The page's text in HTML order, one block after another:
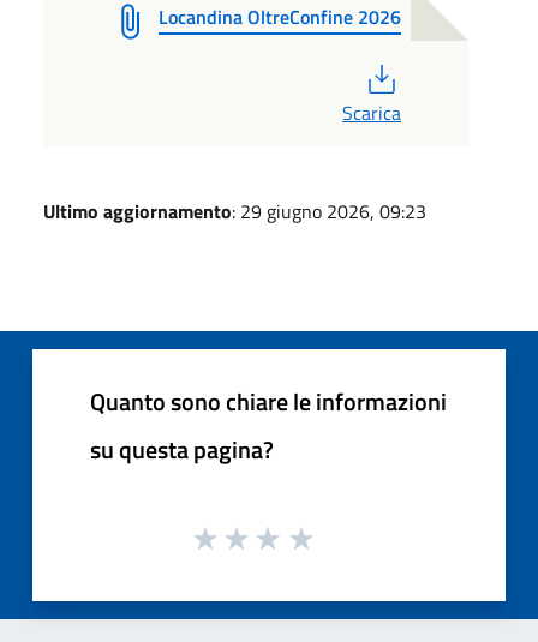
Locandina OltreConfine 2026
Scarica
Ultimo aggiornamento: 29 giugno 2026, 09:23
Quanto sono chiare le informazioni
su questa pagina?